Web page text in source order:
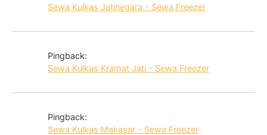
Sewa Kulkas Jatinegara - Sewa Freezer
Pingback:
Sewa Kulkas Kramat Jati - Sewa Freezer
Pingback:
Sewa Kulkas Makasar - Sewa Freezer